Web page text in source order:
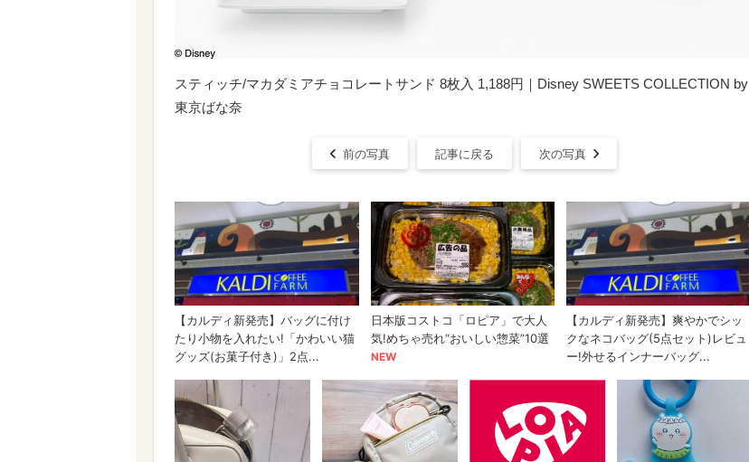
スティッチ/マカダミアチョコレートサンド 8枚入 1,188円｜Disney SWEETS COLLECTION by
東京ばな奈
前の写真 記事に戻る 次の写真